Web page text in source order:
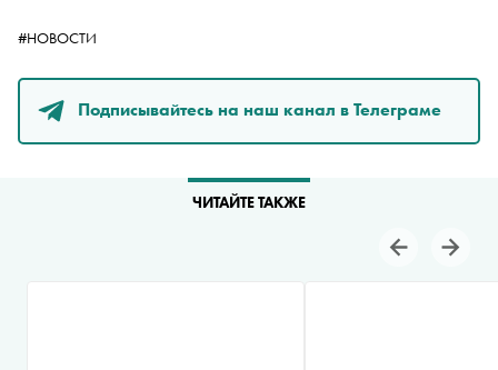
#НОВОСТИ
Подписывайтесь на наш канал в Телеграме
ЧИТАЙТЕ ТАКЖЕ